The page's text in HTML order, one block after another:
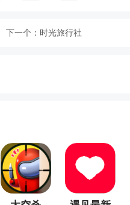
富，通过许多复杂的成
任务获得各种装备和道
力，增强战斗实力
下一个： 时光旅行社